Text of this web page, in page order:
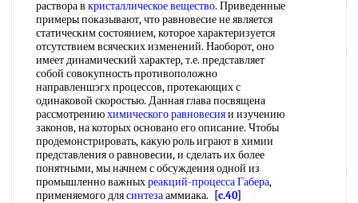
раствора в кристаллическое вещество. Приведенные
примеры показывают, что равновесие не является
статическим состоянием, которое характеризуется
отсутствием всяческих изменений. Наоборот, оно
имеет динамический характер, т.е. представляет
собой совокупность противоположно
направленшэгх процессов, протекающих с
одинаковой скоростью. Данная глава посвящена
рассмотрениюхимического равновесияи изучению
законов, на которых основано его описание. Чтобы
продемонстрировать, какую роль играют в химии
представления о равновесии, и сделать их более
понятными, мы начнем с обсуждения одной из
промышленно важныхреакций-процессаГабера,
применяемого длясинтезааммиака.
[c.40]